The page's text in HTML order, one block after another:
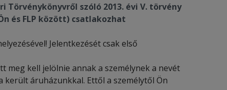
szóló 2013. évi V. törvény
és FLP között) csatlakozhat
Jelentkezését csak első
kell jelölnie annak a személynek a nevét
került áruházunkkal. Ettől a személytől Ön